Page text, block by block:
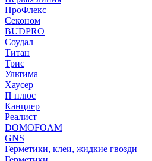
ПроФлекс
Секоном
BUDPRO
Соудал
Титан
Трис
Ультима
Хаусер
П плюс
Канцлер
Реалист
DOMOFOAM
GNS
Герметики, клеи, жидкие гвозди